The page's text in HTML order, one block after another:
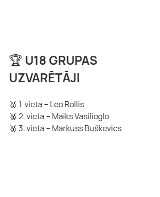
🏆 U18 GRUPAS
UZVARĒTĀJI
🥇 1. vieta – Leo Rollis
🥈 2. vieta – Maiks Vasilioglo
🥉 3. vieta – Markuss Buškevics